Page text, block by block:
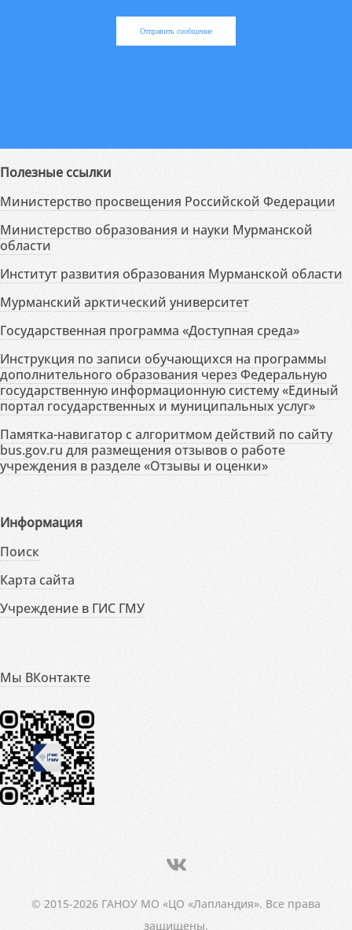
Отправить сообщение
Полезные ссылки
Министерство просвещения Российской Федерации
Министерство образования и науки Мурманской
области
Институт развития образования Мурманской области
Мурманский арктический университет
Государственная программа «Доступная среда»
Инструкция по записи обучающихся на программы
дополнительного образования через Федеральную
государственную информационную систему «Единый
портал государственных и муниципальных услуг»
Памятка-навигатор с алгоритмом действий по сайту
bus.gov.ru для размещения отзывов о работе
учреждения в разделе «Отзывы и оценки»
Информация
Поиск
Карта сайта
Учреждение в ГИС ГМУ
Мы ВКонтакте
© 2015-2026 ГАНОУ МО «ЦО «Лапландия». Все права
защищены.